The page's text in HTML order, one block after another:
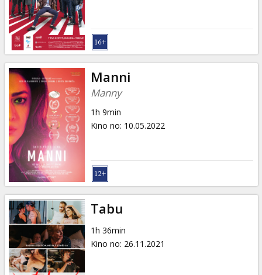
Manni
Manny
1h 9min
Kino no: 10.05.2022
Tabu
1h 36min
Kino no: 26.11.2021